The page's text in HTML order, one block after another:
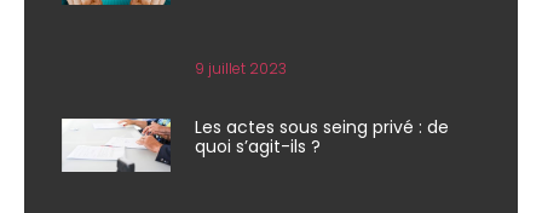
9 juillet 2023
Les actes sous seing privé : de
quoi s’agit-ils ?